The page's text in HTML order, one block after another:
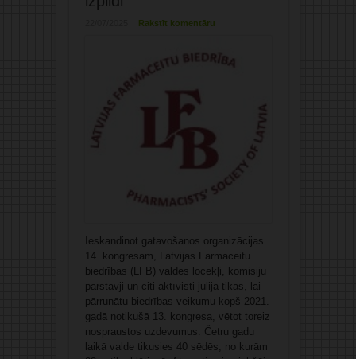
Rakstīt komentāru
Ieskandinot gatavošanos organizācijas
14. kongresam, Latvijas Farmaceitu
biedrības (LFB) valdes locekļi, komisiju
pārstāvji un citi aktīvisti jūlijā tikās, lai
pārrunātu biedrības veikumu kopš 2021.
gadā notikušā 13. kongresa, vētot toreiz
nospraustos uzdevumus. Četru gadu
laikā valde tikusies 40 sēdēs, no kurām